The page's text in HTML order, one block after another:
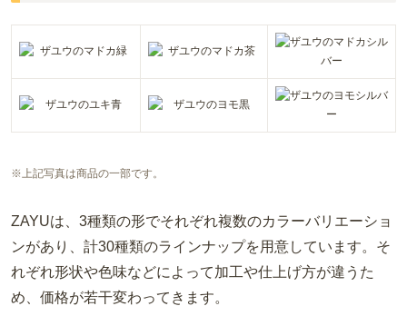
※上記写真は商品の一部です。
ZAYUは、 3種類の形でそれぞれ複数のカラーバリエーショ
ンがあり、計30種類のラインナップを用意しています。そ
れぞれ形状や色味などによって加工や仕上げ方が違うた
め、価格が若干変わってきます。